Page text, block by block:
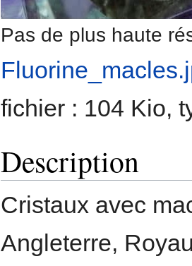
Pas de plus haute
fichier : 104 Kio,
Description
Cristaux avec
Angleterre,